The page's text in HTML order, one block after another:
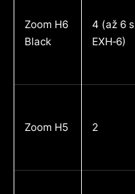
Zoom H6
Black
4 (až 6 s
EXH‑6)
Zoom H5 2